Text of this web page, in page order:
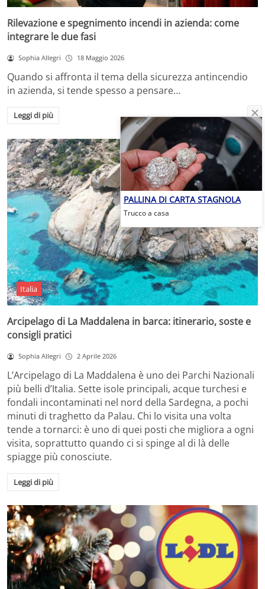
Rilevazione e spegnimento incendi in azienda: come
integrare le due fasi
Sophia Allegri 18 Maggio 2026
Quando si affronta il tema della sicurezza antincendio
in azienda, si tende spesso a pensare…
Leggi di più
Italia
Arcipelago di La Maddalena in barca: itinerario, soste e
consigli pratici
Sophia Allegri 2 Aprile 2026
L’Arcipelago di La Maddalena è uno dei Parchi Nazionali
più belli d’Italia. Sette isole principali, acque turchesi e
fondali incontaminati nel nord della Sardegna, a pochi
minuti di traghetto da Palau. Chi lo visita una volta
tende a tornarci: è uno di quei posti che migliora a ogni
visita, soprattutto quando ci si spinge al di là delle
spiagge più conosciute.
Leggi di più
PALLINA DI CARTA STAGNOLA
Trucco a casa